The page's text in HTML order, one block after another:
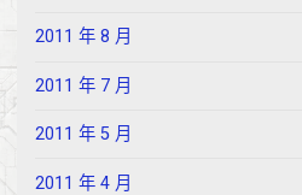
2011 年 8 月
2011 年 7 月
2011 年 5 月
2011 年 4 月